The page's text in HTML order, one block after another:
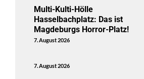
Multi-Kulti-Hölle
Hasselbachplatz: Das ist
Magdeburgs Horror-Platz!
7. August 2026
7. August 2026